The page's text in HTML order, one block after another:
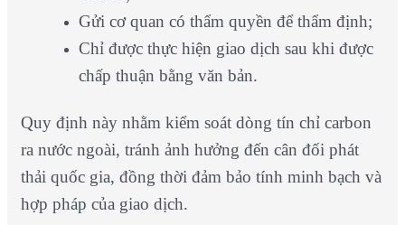
Gửi cơ quan có thẩm quyền để thẩm định;
Chỉ được thực hiện giao dịch sau khi được
chấp thuận bằng văn bản.
Quy định này nhằm kiểm soát dòng tín chỉ carbon
ra nước ngoài, tránh ảnh hưởng đến cân đối phát
thải quốc gia, đồng thời đảm bảo tính minh bạch và
hợp pháp của giao dịch.